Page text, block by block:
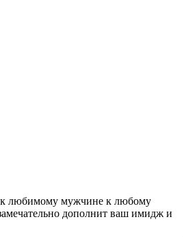
любимому мужчине к любому
дополнит ваш имидж и